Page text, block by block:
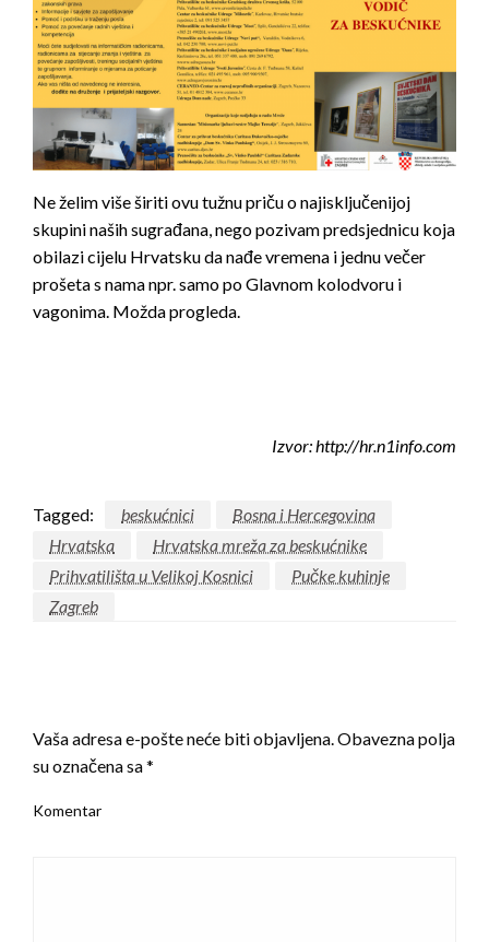
Ne želim više širiti ovu tužnu priču o najisključenijoj
skupini naših sugrađana, nego pozivam predsjednicu koja
obilazi cijelu Hrvatsku da nađe vremena i jednu večer
prošeta s nama npr. samo po Glavnom kolodvoru i
vagonima. Možda progleda.
Izvor: http://hr.n1info.com
Tagged: beskućnici
Bosna i Hercegovina
Hrvatska
Hrvatska mreža za beskućnike
Prihvatilišta u Velikoj Kosnici
Pučke kuhinje
Zagreb
Vaša adresa e-pošte neće biti objavljena. Obavezna polja
su označena sa*
Komentar